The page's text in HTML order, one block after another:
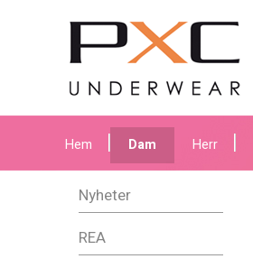
Hem Dam Herr
Nyheter
REA